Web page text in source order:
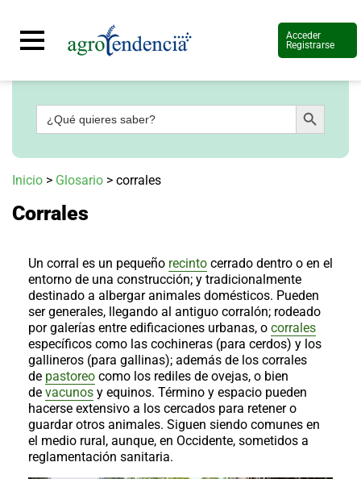
Acceder
Registrarse
Señal
en
más
Agrotendencia
Planes
Glosario
Agroshow
Regístrate
suscríbete
al
boletín
Contáctenos
Acuicultura
Agricultura
de
precisión
Apicultura
Buscar: Botón de búsqueda
Inicio > Glosario > corrales
Corrales
Un corral es un pequeño recinto cerrado dentro o en el
entorno de una construcción; y tradicionalmente
destinado a albergar animales domésticos. Pueden
ser generales, llegando al antiguo corralón; rodeado
por galerías entre edificaciones urbanas, o corrales
específicos como las cochineras (para cerdos) y los
gallineros (para gallinas); además de los corrales
de pastoreo como los rediles de ovejas, o bien
de vacunos y equinos. Término y espacio pueden
hacerse extensivo a los cercados para retener o
guardar otros animales. Siguen siendo comunes en
el medio rural, aunque, en Occidente, sometidos a
reglamentación sanitaria.